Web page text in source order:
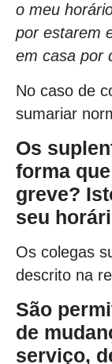
o meu
por estarem
em casa por
No caso de
sumariar
Os
forma
greve?
seu
Os colegas
descrito na
São
de
serviço,